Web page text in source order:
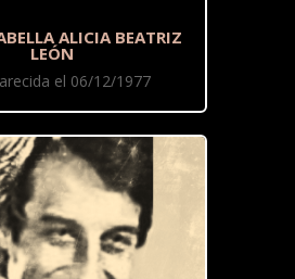
ALICIA BEATRIZ
LEÓN
el 06/12/1977